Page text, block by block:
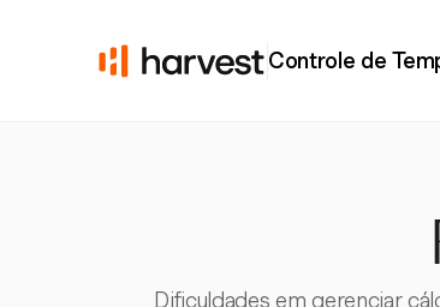
Controle de
Dificuldades em gerenciar